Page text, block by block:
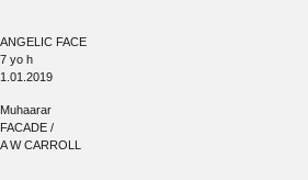
ANGELIC FACE
7 yo h
1.01.2019
Muhaarar
FACADE /
A W CARROLL